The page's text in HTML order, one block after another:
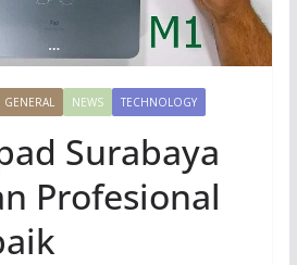
GENERAL NEWS TECHNOLOGY
Surabaya
Profesional